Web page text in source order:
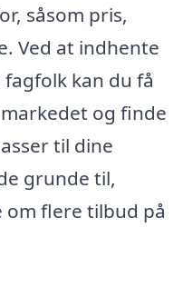
såsom pris,
Ved at indhente
kan du få
og finde
til dine
grunde til,
flere tilbud på